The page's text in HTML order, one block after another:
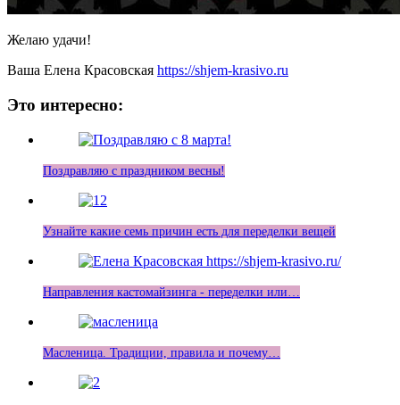
Желаю удачи!
Ваша Елена Красовская https://shjem-krasivo.ru
Это интересно:
Поздравляю с праздником весны!
Узнайте какие семь причин есть для переделки вещей
Направления кастомайзинга - переделки или…
Масленица. Традиции, правила и почему…